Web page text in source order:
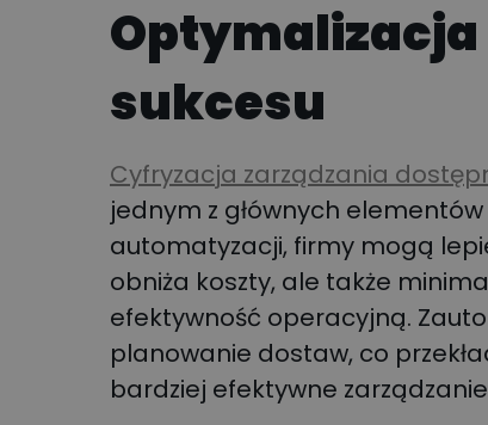
Optymalizacja
sukcesu
Cyfryzacja zarządzania
jednym z głównych
automatyzacji, firmy mogą
obniża koszty, ale także
efektywność operacyjną.
planowanie dostaw, co
bardziej efektywne